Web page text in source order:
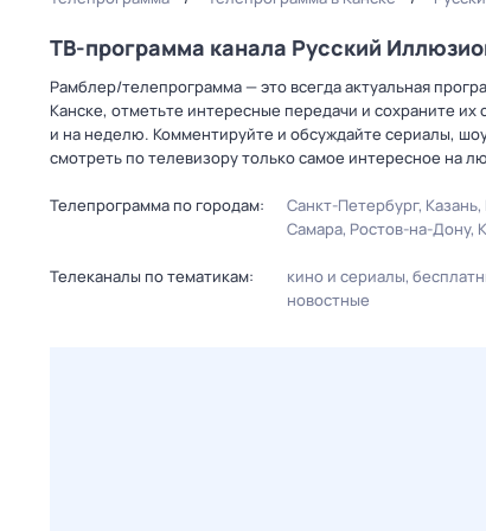
ТВ-программа канала Русский
Рамблер/телепрограмма — это всегда актуальная
Канске, отметьте интересные передачи и сохраните
и на неделю. Комментируйте и обсуждайте сериалы,
смотреть по телевизору только самое интересное на
Телепрограмма по городам: Санкт-Петербург Казань
Самара Ростов-на-Дону
Телеканалы по тематикам: кино и сериалы
новостные